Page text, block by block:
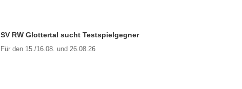
SV RW Glottertal sucht Testspielgegner
Für den 15./16.08. und 26.08.26